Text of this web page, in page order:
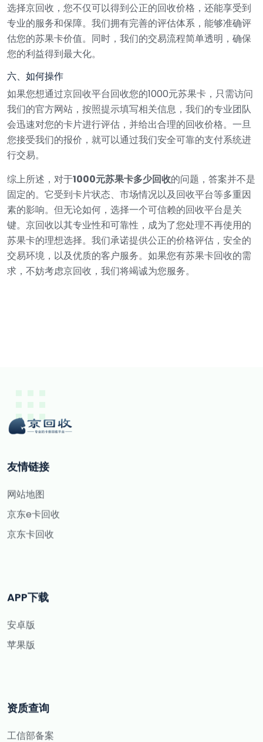
选择京回收，您不仅可以得到公正的回收价格，还能享受到
专业的服务和保障。我们拥有完善的评估体系，能够准确评
估您的苏果卡价值。同时，我们的交易流程简单透明，确保
您的利益得到最大化。
六、如何操作
如果您想通过京回收平台回收您的1000元苏果卡，只需访问
我们的官方网站，按照提示填写相关信息，我们的专业团队
会迅速对您的卡片进行评估，并给出合理的回收价格。一旦
您接受我们的报价，就可以通过我们安全可靠的支付系统进
行交易。
综上所述，对于1000元苏果卡多少回收的问题，答案并不是
固定的。它受到卡片状态、市场情况以及回收平台等多重因
素的影响。但无论如何，选择一个可信赖的回收平台是关
键。京回收以其专业性和可靠性，成为了您处理不再使用的
苏果卡的理想选择。我们承诺提供公正的价格评估，安全的
交易环境，以及优质的客户服务。如果您有苏果卡回收的需
求，不妨考虑京回收，我们将竭诚为您服务。
友情链接
网站地图
京东e卡回收
京东卡回收
APP下载
安卓版
苹果版
资质查询
工信部备案